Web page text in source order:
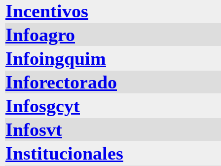
Incentivos
Infoagro
Infoingquim
Inforectorado
Infosgcyt
Infosvt
Institucionales